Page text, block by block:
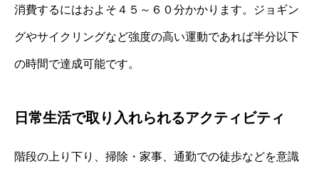
消費するにはおよそ４５～６０分かかります。ジョギン
グやサイクリングなど強度の高い運動であれば半分以下
の時間で達成可能です。
日常生活で取り入れられるアクティビティ
階段の上り下り、掃除・家事、通勤での徒歩などを意識